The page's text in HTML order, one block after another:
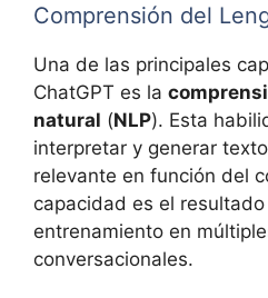
Comprensión del
Una de las principales
ChatGPT es la
natural (NLP). Esta
interpretar y generar
relevante en función del
capacidad es el
entrenamiento en
conversacionales.